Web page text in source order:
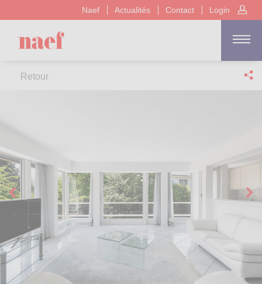
Naef Actualités Contact Login
Retour